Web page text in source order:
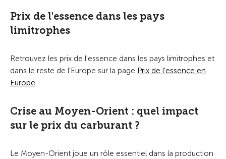
Prix de l'essence dans les pays
limitrophes
Retrouvez les prix de l'essence dans les pays limitrophes et
dans le reste de l'Europe sur la page Prix de l'essence en
Europe.
Crise au Moyen-Orient : quel impact
sur le prix du carburant ?
Le Moyen-Orient joue un rôle essentiel dans la production